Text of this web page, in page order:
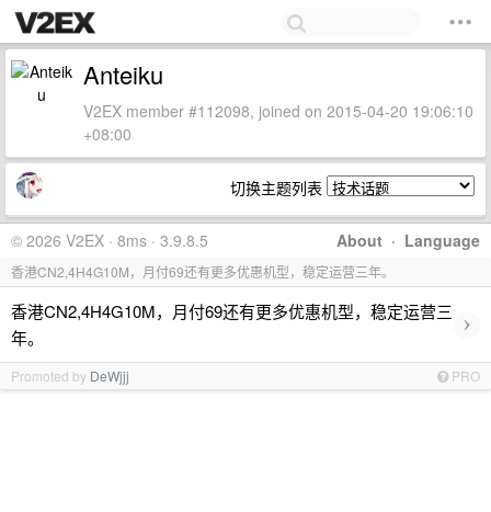
Anteiku
V2EX member #112098, joined on 2015-04-20 19:06:10
+08:00
切换主题列表
About · Language
© 2026 V2EX · 8ms · 3.9.8.5
香港CN2,4H4G10M，月付69还有更多优惠机型，稳定运营三年。
香港CN2,4H4G10M，月付69还有更多优惠机型，稳定运营三
年。
›
Promoted by DeWjjj PRO